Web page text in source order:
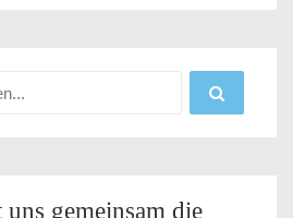
gemeinsam die